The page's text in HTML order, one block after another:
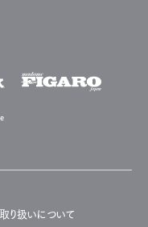
り扱いについて